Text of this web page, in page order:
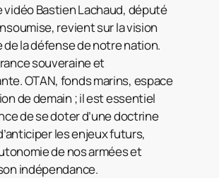
vidéo Bastien Lachaud, député
revient sur la vision
la défense de notre nation.
souveraine et
OTAN, fonds marins, espace
de demain ; il est essentiel
de se doter d’une doctrine
les enjeux futurs,
de nos armées et
indépendance.